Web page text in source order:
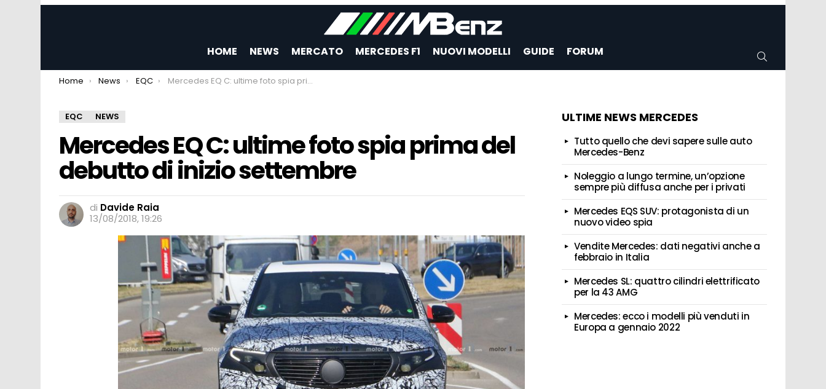
HOME NEWS MERCATO MERCEDES F1 NUOVI MODELLI GUIDE FORUM
You are here:
Home News EQC Mercedes EQ C: ultime foto spia prima del debutto di inizio settembre
EQC NEWS
Mercedes EQ C: ultime foto spia prima del
debutto di inizio settembre
di Davide Raia
13/08/2018, 19:26
ULTIME NEWS MERCEDES
Tutto quello che devi sapere sulle auto
Mercedes-Benz
Noleggio a lungo termine, un’opzione
sempre più diffusa anche per i privati
Mercedes EQS SUV: protagonista di un
nuovo video spia
Vendite Mercedes: dati negativi anche a
febbraio in Italia
Mercedes SL: quattro cilindri elettrificato
per la 43 AMG
Mercedes: ecco i modelli più venduti in
Europa a gennaio 2022